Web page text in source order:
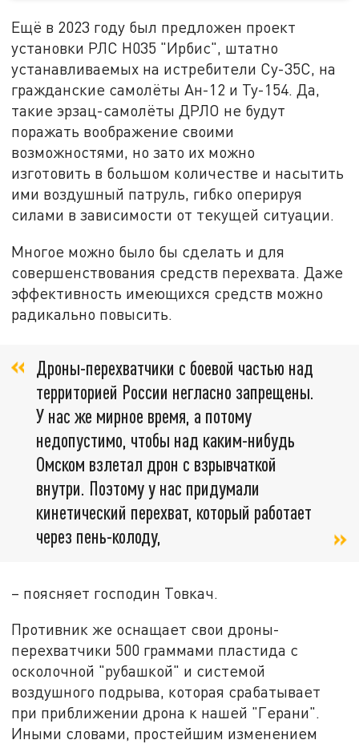
Ещё в 2023 году был предложен проект
установки РЛС Н035 "Ирбис", штатно
устанавливаемых на истребители Су-35С, на
гражданские самолёты Ан-12 и Ту-154. Да,
такие эрзац-самолёты ДРЛО не будут
поражать воображение своими
возможностями, но зато их можно
изготовить в большом количестве и насытить
ими воздушный патруль, гибко оперируя
силами в зависимости от текущей ситуации.
Многое можно было бы сделать и для
совершенствования средств перехвата. Даже
эффективность имеющихся средств можно
радикально повысить.
Дроны-перехватчики с боевой частью над
территорией России негласно запрещены.
У нас же мирное время, а потому
недопустимо, чтобы над каким-нибудь
Омском взлетал дрон с взрывчаткой
внутри. Поэтому у нас придумали
кинетический перехват, который работает
через пень-колоду,
– поясняет господин Товкач.
Противник же оснащает свои дроны-
перехватчики 500 граммами пластида с
осколочной "рубашкой" и системой
воздушного подрыва, которая срабатывает
при приближении дрона к нашей "Герани".
Иными словами, простейшим изменением